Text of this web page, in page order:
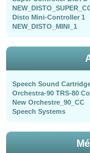
Disto Mini-Controller 1
NEW_DISTO_MINI_1
Speech Sound
Orchestra-90 TRS-80
New Orchestre_90_CC
Speech Systems